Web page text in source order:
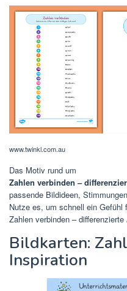
www.twinkl.com.au
Das Motiv rund um
Zahlen verbinden –
passende Bildideen,
Nutze es, um schnell ein
Zahlen verbinden –
Bildkarten:
Inspiration